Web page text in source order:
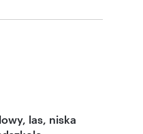
las, niska